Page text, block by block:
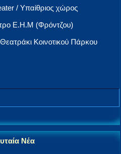
/ Υπαίθριος χώρος
Ε.Η.Μ (Φρόντζου)
Κοινοτικού Πάρκου
Νέα